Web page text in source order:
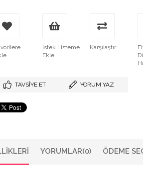
İstek Listeme
Ekle
Karşılaştır
TAVSIYE ET YORUM YAZ
YORUMLAR(0) ÖDEME